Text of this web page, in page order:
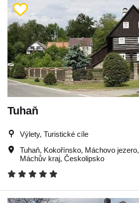
Tuhaň
Výlety, Turistické cíle
Tuhaň, Kokořínsko, Máchovo jezero,
Máchův kraj, Českolipsko